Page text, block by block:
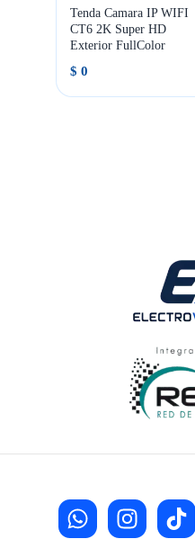
Tenda Camara IP WIFI
CT6 2K Super HD
Exterior FullColor
$ 0